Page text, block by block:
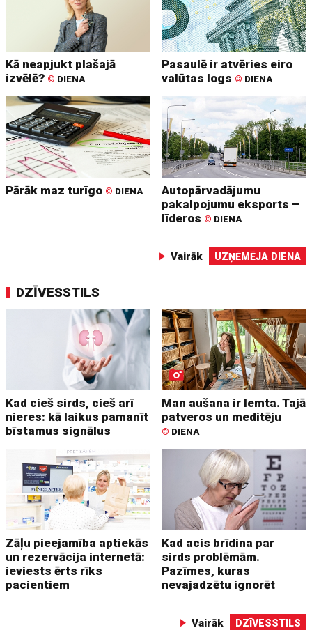
Kā neapjukt plašajā
izvēlē? © DIENA
Pasaulē ir atvēries eiro
valūtas logs © DIENA
Pārāk maz turīgo © DIENA
Autopārvadājumu
pakalpojumu eksports –
līderos © DIENA
Vairāk UZŅĒMĒJA DIENA
DZĪVESSTILS
Kad cieš sirds, cieš arī
nieres: kā laikus pamanīt
bīstamus signālus
Man aušana ir lemta. Tajā
patveros un meditēju
© DIENA
Zāļu pieejamība aptiekās
un rezervācija internetā:
ieviests ērts rīks
pacientiem
Kad acis brīdina par
sirds problēmām.
Pazīmes, kuras
nevajadzētu ignorēt
Vairāk DZĪVESSTILS